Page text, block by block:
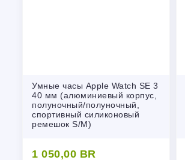
Умные часы Apple Watch SE 3
40 мм (алюминиевый корпус,
полуночный/полуночный,
спортивный силиконовый
ремешок S/M)
1 050,00 BR